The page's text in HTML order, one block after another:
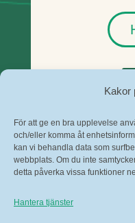
Kakor
För att ge en bra upplevelse
och/eller komma åt
kan vi behandla data som
webbplats. Om du inte
detta påverka vissa funktioner
Hantera tjänster
Cookies och
Kortedala Torg i